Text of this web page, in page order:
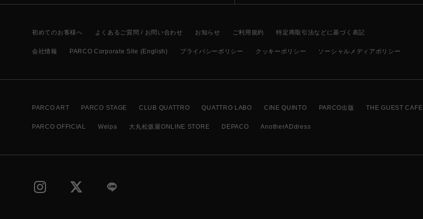
初めてのお客様へ よくあるご質問 / お問い合わせ お知らせ ご利用規約 特定商取引法などに基づく表記
会社情報 PARCO Corporate Site (English) プライバシーポリシー クッキーポリシー ソーシャルメディアポリシー
PARCO ART PARCO STAGE CLUB QUATTRO QUATTRO LABO CINE QUINTO PARCO出版 THE GUEST CAFE
PARCO OFFICIAL Welpa 大丸松坂屋ONLINE STORE DEPACO AnotherADdress